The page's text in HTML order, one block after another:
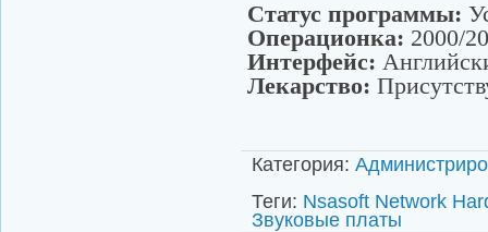
Статус программы:
Операционка: 2000/
Интерфейс:
Лекарство:
Категория:
Теги: Nsasoft Network
Звуковые платы